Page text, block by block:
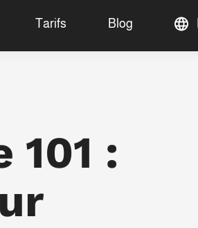
Tarifs Blog
: